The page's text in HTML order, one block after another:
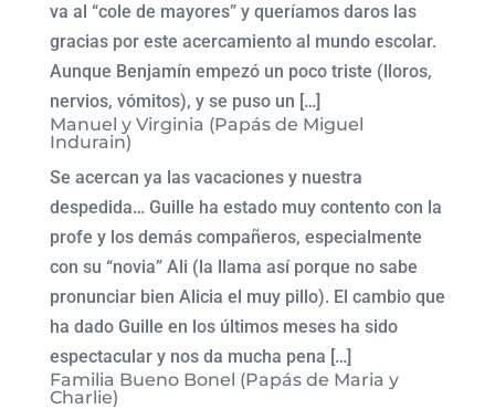
va al “cole de mayores” y queríamos daros las
gracias por este acercamiento al mundo escolar.
Aunque Benjamín empezó un poco triste (lloros,
nervios, vómitos), y se puso un […]
Manuel y Virginia (Papás de Miguel
Indurain)
Se acercan ya las vacaciones y nuestra
despedida… Guille ha estado muy contento con la
profe y los demás compañeros, especialmente
con su “novia” Ali (la llama así porque no sabe
pronunciar bien Alicia el muy pillo). El cambio que
ha dado Guille en los últimos meses ha sido
espectacular y nos da mucha pena […]
Familia Bueno Bonel (Papás de Maria y
Charlie)